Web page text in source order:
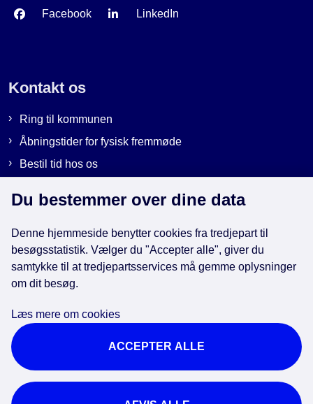
Facebook LinkedIn
Kontakt os
Ring til kommunen
Åbningstider for fysisk fremmøde
Bestil tid hos os
Genveje
EAN-numre i kommunen
Cookies
Tilgængelighedserklæring
Brug af kunstig intelligens
Du bestemmer over dine data
Denne hjemmeside benytter cookies fra tredjepart til
besøgsstatistik. Vælger du "Accepter alle", giver du
samtykke til at tredjepartsservices må gemme oplysninger
om dit besøg.
Læs mere om cookies
ACCEPTER ALLE